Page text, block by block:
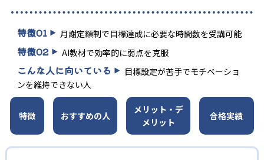
特徴01 月謝定額制で目標達成に必要な時間数を受講可能
特徴02 AI教材で効率的に弱点を克服
こんな人に向いている
目標設定が苦手でモチベーショ
ンを維持できない人
特徴 おすすめの人
メリット・デ
メリット
合格実績